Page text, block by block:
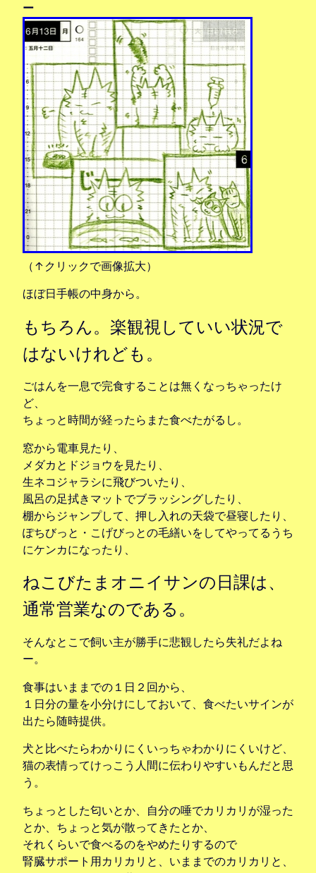
ー
（↑クリックで画像拡大）
ほぼ日手帳の中身から。
もちろん。楽観視していい状況で
はないけれども。
ごはんを一息で完食することは無くなっちゃったけ
ど、
ちょっと時間が経ったらまた食べたがるし。
窓から電車見たり、
メダカとドジョウを見たり、
生ネコジャラシに飛びついたり、
風呂の足拭きマットでブラッシングしたり、
棚からジャンプして、押し入れの天袋で昼寝したり、
ぽちびっと・こげびっとの毛繕いをしてやってるうち
にケンカになったり、
ねこびたまオニイサンの日課は、
通常営業なのである。
そんなとこで飼い主が勝手に悲観したら失礼だよね
ー。
食事はいままでの１日２回から、
１日分の量を小分けにしておいて、食べたいサインが
出たら随時提供。
犬と比べたらわかりにくいっちゃわかりにくいけど、
猫の表情ってけっこう人間に伝わりやすいもんだと思
う。
ちょっとした匂いとか、自分の唾でカリカリが湿った
とか、ちょっと気が散ってきたとか、
それくらいで食べるのをやめたりするので
腎臓サポート用カリカリと、いままでのカリカリと、